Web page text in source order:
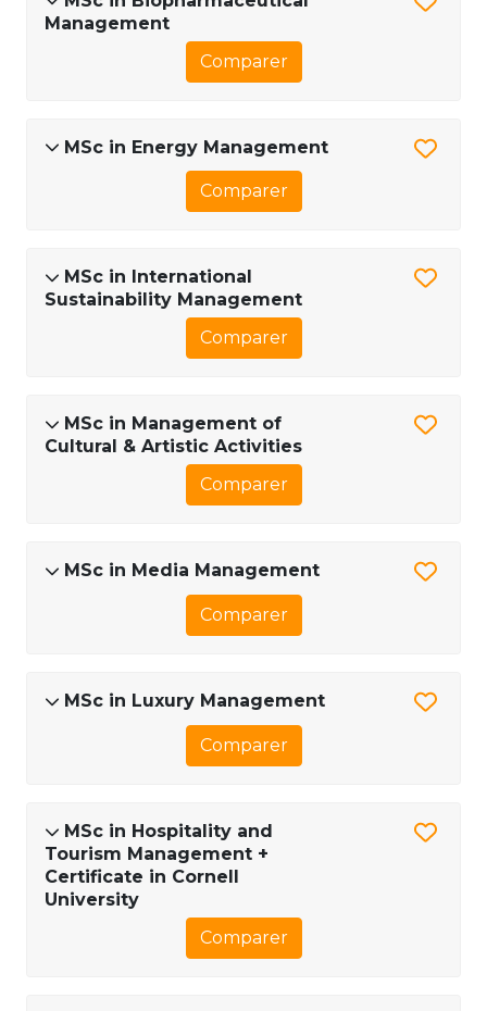
Management
Comparer
MSc in Energy Management
Comparer
MSc in International
Sustainability Management
Comparer
MSc in Management of
Cultural & Artistic Activities
Comparer
MSc in Media Management
Comparer
MSc in Luxury Management
Comparer
MSc in Hospitality and
Tourism Management +
Certificate in Cornell
University
Comparer